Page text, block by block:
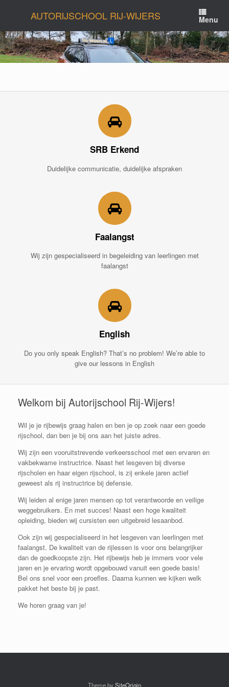
inhoud
AUTORIJSCHOOL RIJ-WIJERS Menu
SRB Erkend
Duidelijke communicatie, duidelijke afspraken
Faalangst
Wij zijn gespecialiseerd in begeleiding van leerlingen met
faalangst
English
Do you only speak English? That’s no problem! We’re able to
give our lessons in English
Welkom bij Autorijschool Rij-Wijers!
Wil je je rijbewijs graag halen en ben je op zoek naar een goede
rijschool, dan ben je bij ons aan het juiste adres.
Wij zijn een vooruitstrevende verkeersschool met een ervaren en
vakbekwame instructrice. Naast het lesgeven bij diverse
rijscholen en haar eigen rijschool, is zij enkele jaren actief
geweest als rij instructrice bij defensie.
Wij leiden al enige jaren mensen op tot verantwoorde en veilige
weggebruikers. En met succes! Naast een hoge kwaliteit
opleiding, bieden wij cursisten een uitgebreid lesaanbod.
Ook zijn wij gespecialiseerd in het lesgeven van leerlingen met
faalangst. De kwaliteit van de rijlessen is voor ons belangrijker
dan de goedkoopste zijn. Het rijbewijs heb je immers voor vele
jaren en je ervaring wordt opgebouwd vanuit een goede basis!
Bel ons snel voor een proefles. Daarna kunnen we kijken welk
pakket het beste bij je past.
We horen graag van je!
Theme bySiteOrigin